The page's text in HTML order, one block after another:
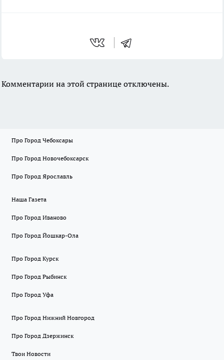
Комментарии на этой странице отключены.
Про Город Чебоксары
Про Город Новочебоксарск
Про Город Ярославль
Наша Газета
Про Город Иваново
Про Город Йошкар-Ола
Про Город Курск
Про Город Рыбинск
Про Город Уфа
Про Город Нижний Новгород
Про Город Дзержинск
Твои Новости